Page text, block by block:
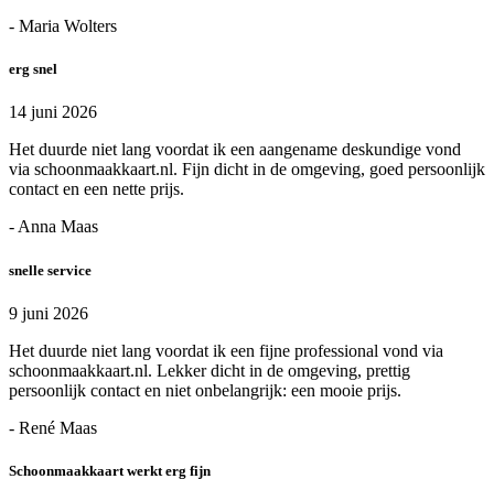
- Maria Wolters
erg snel
14 juni 2026
Het duurde niet lang voordat ik een aangename deskundige vond
via schoonmaakkaart.nl. Fijn dicht in de omgeving, goed persoonlijk
contact en een nette prijs.
- Anna Maas
snelle service
9 juni 2026
Het duurde niet lang voordat ik een fijne professional vond via
schoonmaakkaart.nl. Lekker dicht in de omgeving, prettig
persoonlijk contact en niet onbelangrijk: een mooie prijs.
- René Maas
Schoonmaakkaart werkt erg fijn